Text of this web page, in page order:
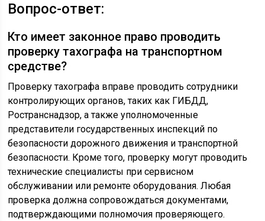
Вопрос-ответ:
Кто имеет законное право проводить
проверку тахографа на транспортном
средстве?
Проверку тахографа вправе проводить сотрудники
контролирующих органов, таких как ГИБДД,
Ространснадзор, а также уполномоченные
представители государственных инспекций по
безопасности дорожного движения и транспортной
безопасности. Кроме того, проверку могут проводить
технические специалисты при сервисном
обслуживании или ремонте оборудования. Любая
проверка должна сопровождаться документами,
подтверждающими полномочия проверяющего.